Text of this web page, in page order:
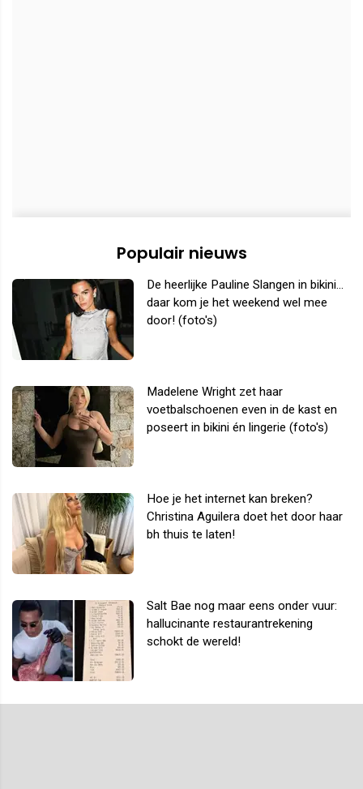
Populair nieuws
De heerlijke Pauline Slangen in bikini...
daar kom je het weekend wel mee
door! (foto's)
Madelene Wright zet haar
voetbalschoenen even in de kast en
poseert in bikini én lingerie (foto's)
Hoe je het internet kan breken?
Christina Aguilera doet het door haar
bh thuis te laten!
Salt Bae nog maar eens onder vuur:
hallucinante restaurantrekening
schokt de wereld!